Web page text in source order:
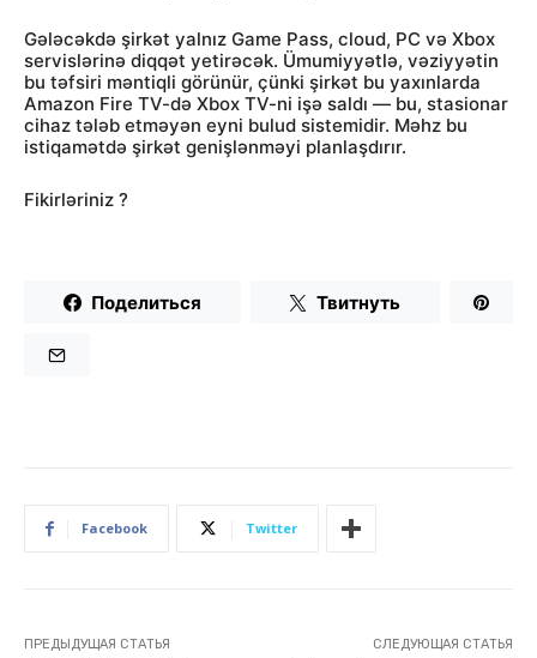
Gələcəkdə şirkət yalnız Game Pass, cloud, PC və Xbox
servislərinə diqqət yetirəcək. Ümumiyyətlə, vəziyyətin
bu təfsiri məntiqli görünür, çünki şirkət bu yaxınlarda
Amazon Fire TV-də Xbox TV-ni işə saldı — bu, stasionar
cihaz tələb etməyən eyni bulud sistemidir. Məhz bu
istiqamətdə şirkət genişlənməyi planlaşdırır.
Fikirləriniz ?
Поделиться Твитнуть
Facebook Twitter
ПРЕДЫДУЩАЯ СТАТЬЯ СЛЕДУЮЩАЯ СТАТЬЯ